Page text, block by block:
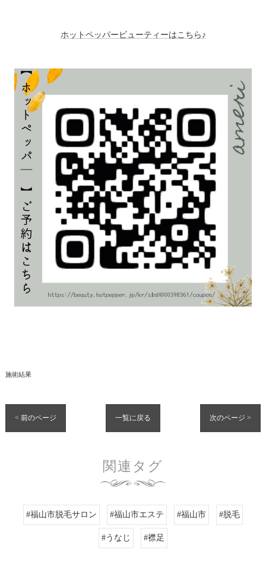
ホットペッパービューティーはこちら♪
施術結果
< 前のページ 一覧に戻る 次のページ >
関連タグ
#福山市脱毛サロン #福山市エステ #福山市 #脱毛
#うなじ #襟足